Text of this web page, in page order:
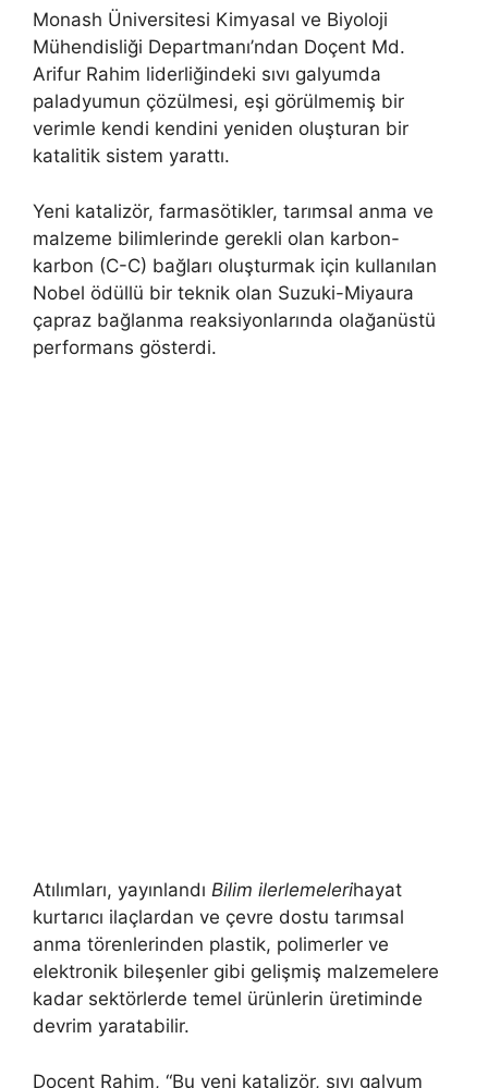
Monash Üniversitesi Kimyasal ve Biyoloji
Mühendisliği Departmanı’ndan Doçent Md.
Arifur Rahim liderliğindeki sıvı galyumda
paladyumun çözülmesi, eşi görülmemiş bir
verimle kendi kendini yeniden oluşturan bir
katalitik sistem yarattı.
Yeni katalizör, farmasötikler, tarımsal anma ve
malzeme bilimlerinde gerekli olan karbon-
karbon (C-C) bağları oluşturmak için kullanılan
Nobel ödüllü bir teknik olan Suzuki-Miyaura
çapraz bağlanma reaksiyonlarında olağanüstü
performans gösterdi.
Atılımları, yayınlandı Bilim ilerlemelerihayat
kurtarıcı ilaçlardan ve çevre dostu tarımsal
anma törenlerinden plastik, polimerler ve
elektronik bileşenler gibi gelişmiş malzemelere
kadar sektörlerde temel ürünlerin üretiminde
devrim yaratabilir.
Doçent Rahim, “Bu yeni katalizör, sıvı galyum